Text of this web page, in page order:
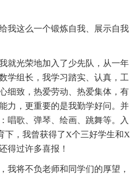
我这么一个锻炼自我、展示自我
就光荣地加入了少先队，从一年
学组长，我学习踏实、认真，工
细致，热爱劳动、热爱集体，有
力，更重要的是我勤学好问。并
唱歌、弹琴、绘画、跳舞等。入
下，我曾获得了X个三好学生和X
得过许多喜报！
我将不负老师和同学们的厚望，